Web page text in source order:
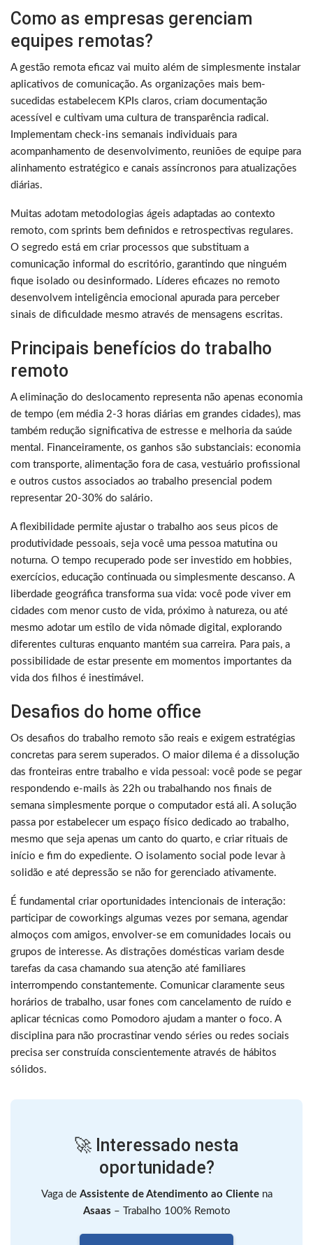
Como as empresas gerenciam
equipes remotas?
A gestão remota eficaz vai muito além de simplesmente instalar
aplicativos de comunicação. As organizações mais bem-
sucedidas estabelecem KPIs claros, criam documentação
acessível e cultivam uma cultura de transparência radical.
Implementam check-ins semanais individuais para
acompanhamento de desenvolvimento, reuniões de equipe para
alinhamento estratégico e canais assíncronos para atualizações
diárias.
Muitas adotam metodologias ágeis adaptadas ao contexto
remoto, com sprints bem definidos e retrospectivas regulares.
O segredo está em criar processos que substituam a
comunicação informal do escritório, garantindo que ninguém
fique isolado ou desinformado. Líderes eficazes no remoto
desenvolvem inteligência emocional apurada para perceber
sinais de dificuldade mesmo através de mensagens escritas.
Principais benefícios do trabalho
remoto
A eliminação do deslocamento representa não apenas economia
de tempo (em média 2-3 horas diárias em grandes cidades), mas
também redução significativa de estresse e melhoria da saúde
mental. Financeiramente, os ganhos são substanciais: economia
com transporte, alimentação fora de casa, vestuário profissional
e outros custos associados ao trabalho presencial podem
representar 20-30% do salário.
A flexibilidade permite ajustar o trabalho aos seus picos de
produtividade pessoais, seja você uma pessoa matutina ou
noturna. O tempo recuperado pode ser investido em hobbies,
exercícios, educação continuada ou simplesmente descanso. A
liberdade geográfica transforma sua vida: você pode viver em
cidades com menor custo de vida, próximo à natureza, ou até
mesmo adotar um estilo de vida nômade digital, explorando
diferentes culturas enquanto mantém sua carreira. Para pais, a
possibilidade de estar presente em momentos importantes da
vida dos filhos é inestimável.
Desafios do home office
Os desafios do trabalho remoto são reais e exigem estratégias
concretas para serem superados. O maior dilema é a dissolução
das fronteiras entre trabalho e vida pessoal: você pode se pegar
respondendo e-mails às 22h ou trabalhando nos finais de
semana simplesmente porque o computador está ali. A solução
passa por estabelecer um espaço físico dedicado ao trabalho,
mesmo que seja apenas um canto do quarto, e criar rituais de
início e fim do expediente. O isolamento social pode levar à
solidão e até depressão se não for gerenciado ativamente.
É fundamental criar oportunidades intencionais de interação:
participar de coworkings algumas vezes por semana, agendar
almoços com amigos, envolver-se em comunidades locais ou
grupos de interesse. As distrações domésticas variam desde
tarefas da casa chamando sua atenção até familiares
interrompendo constantemente. Comunicar claramente seus
horários de trabalho, usar fones com cancelamento de ruído e
aplicar técnicas como Pomodoro ajudam a manter o foco. A
disciplina para não procrastinar vendo séries ou redes sociais
precisa ser construída conscientemente através de hábitos
sólidos.
🚀 Interessado nesta
oportunidade?
Vaga de Assistente de Atendimento ao Clientena
Asaas – Trabalho 100% Remoto